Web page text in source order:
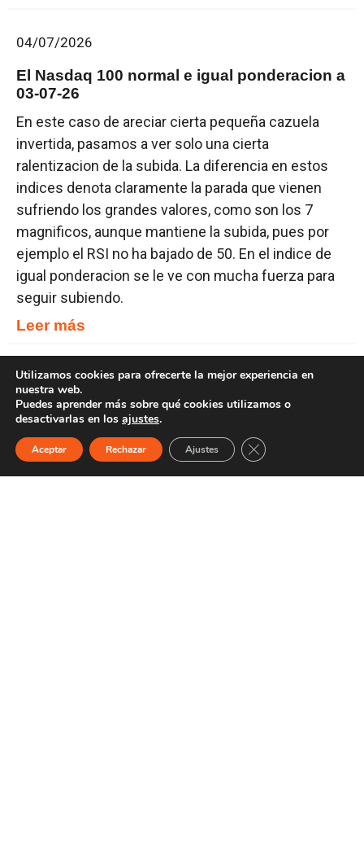
04/07/2026
El Nasdaq 100 normal e igual ponderacion a
03-07-26
En este caso de areciar cierta pequeña cazuela
invertida, pasamos a ver solo una cierta
ralentizacion de la subida. La diferencia en estos
indices denota claramente la parada que vienen
sufriendo los grandes valores, como son los 7
magnificos, aunque mantiene la subida, pues por
ejemplo el RSI no ha bajado de 50. En el indice de
igual ponderacion se le ve con mucha fuerza para
seguir subiendo.
Leer más
27/06/2026
Nasdaq normal + igual ponderacion
Os traigo doa graficos del Nasdaq 100, el primero
que os encontrais es el normal donde las vamores
mas grandes mantienen una fuerte ponderación y
Utilizamos cookies para ofrecerte la mejor experiencia en
nuestra web.
Puedes aprender más sobre qué cookies utilizamos o
desactivarlas en los ajustes.
Aceptar Rechazar Ajustes Cerrar el banner de